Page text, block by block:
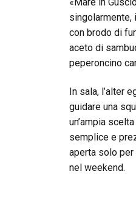
singolarmente,
con brodo di
aceto di
peperoncino
In sala, l’alter
guidare una
un’ampia
semplice e
aperta solo per
nel weekend.